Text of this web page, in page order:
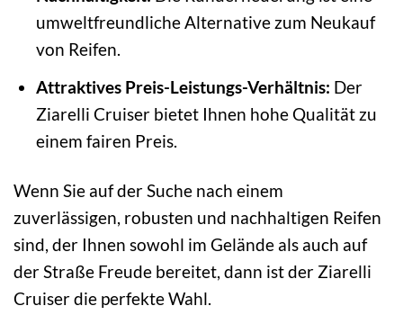
umweltfreundliche Alternative zum Neukauf
von Reifen.
Attraktives Preis-Leistungs-Verhältnis: Der
Ziarelli Cruiser bietet Ihnen hohe Qualität zu
einem fairen Preis.
Wenn Sie auf der Suche nach einem
zuverlässigen, robusten und nachhaltigen Reifen
sind, der Ihnen sowohl im Gelände als auch auf
der Straße Freude bereitet, dann ist der Ziarelli
Cruiser die perfekte Wahl.